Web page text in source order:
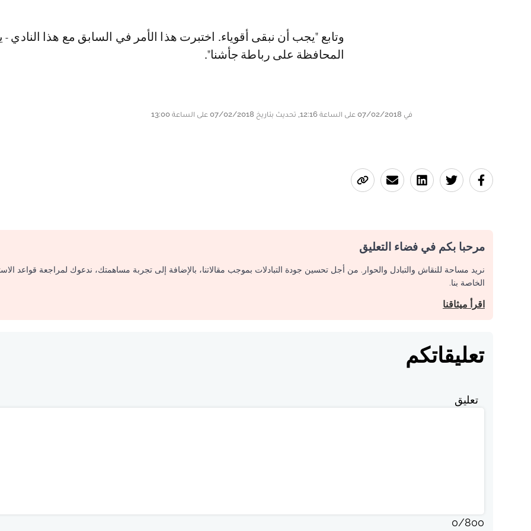
وتابع "يجب أن نبقى أقوياء. اختبرت هذا الأمر في السابق مع هذا النادي
المحافظة على رباطة جأشنا".
في 07/02/2018 على الساعة 12:16, تحديث بتاريخ 07/02/2018 على الساعة 13:00
مرحبا بكم في فضاء التعليق
نريد مساحة للنقاش والتبادل والحوار. من أجل تحسين جودة التبادلات بموجب مقالاتنا، بالإضافة إلى تجربة مساهمتك، ندعوك لمراجعة قواعد
الخاصة بنا.
اقرأ ميثاقنا
تعليقاتكم
تعليق
0/800